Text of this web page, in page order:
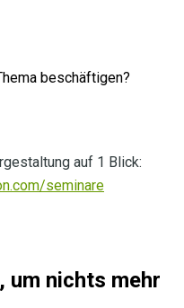
wie Sie Ihre
dass sie
Damit Sie
beschäftigen?
auf 1 Blick:
seminare
um nichts mehr